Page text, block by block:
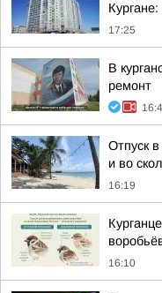
17:25
В
ремонт
Отпуск в
и во
16:19
16:10